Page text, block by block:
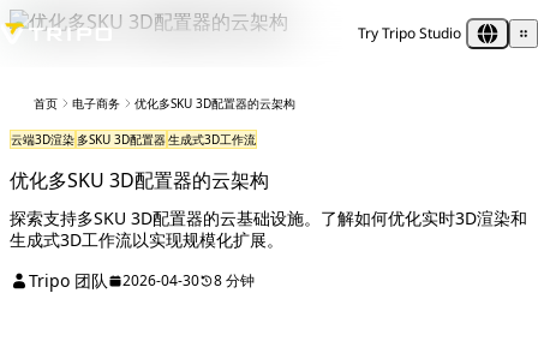
Try Tripo Studio
首页 电子商务 优化多SKU 3D配置器的云架构
云端3D渲染 多SKU 3D配置器生成式3D工作流
优化多SKU 3D配置器的云架构
探索支持多SKU 3D配置器的云基础设施。了解如何优化实时3D渲染和
生成式3D工作流以实现规模化扩展。
Tripo 团队
2026-04-30 8 分钟